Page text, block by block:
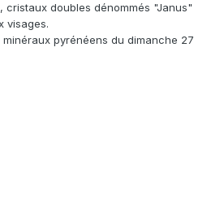
doubles dénommés "Janus"
visages.
pyrénéens du dimanche 27